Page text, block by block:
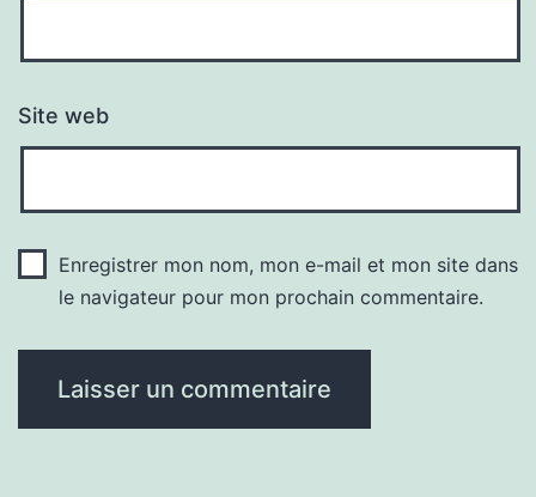
Site web
Enregistrer mon nom, mon e-mail et mon site dans
le navigateur pour mon prochain commentaire.